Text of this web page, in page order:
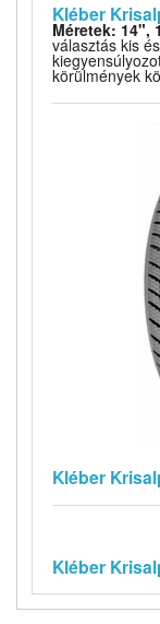
Kléber
Méretek: 14",
választás kis
körülmények
Kléber
Kléber